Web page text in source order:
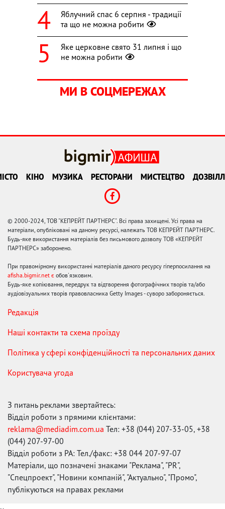
Яблучний спас 6 серпня - традиції
та що не можна робити
Яке церковне свято 31 липня і що
не можна робити
МИ В СОЦМЕРЕЖАХ
КІНО МУЗИКА РЕСТОРАНИ МИСТЕЦТВО
© 2000-2024, ТОВ "КЕПРЕЙТ ПАРТНЕРС". Всі права захищені. Усі права на
матеріали, опубліковані на даному ресурсі, належать ТОВ КЕПРЕЙТ ПАРТНЕРС.
Будь-яке використання матеріалів без письмового дозволу ТОВ «КЕПРЕЙТ
ПАРТНЕРС» заборонено.
При правомірному використанні матеріалів даного ресурсу гіперпосилання на
afisha.bigmir.net є обов'язковим.
Будь-яке копіювання, передрук та відтворення фотографічних творів та/або
аудіовізуальних творів правовласника Getty Images - суворо забороняється.
Редакція
Наші контакти та схема проїзду
Політика у сфері конфіденційності та персональних даних
Користувача угода
З питань реклами звертайтесь:
Відділ роботи з прямими клієнтами:
reklama@mediadim.com.ua Тел: +38 (044) 207-33-05, +38
(044) 207-97-00
Відділ роботи з РА: Тел./факс: +38 044 207-97-07
Матеріали, що позначені знаками "Реклама", "PR",
"Спецпроект", "Новини компаній", "Актуально", "Промо",
публікуються на правах реклами